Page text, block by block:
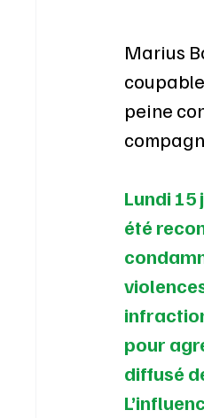
Marius
peine
Lundi
été
pour
diffusé